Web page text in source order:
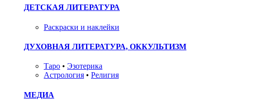
ДЕТСКАЯ ЛИТЕРАТУРА
Раскраски и наклейки
ДУХОВНАЯ ЛИТЕРАТУРА, ОККУЛЬТИЗМ
Таро • Эзотерика
Астрология • Религия
МЕДИА